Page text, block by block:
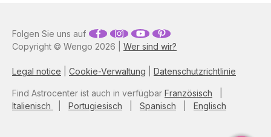
Copyright © Wengo 2026 | Wer sind wir?
Legal notice Cookie-Verwaltung Datenschutzrichtlinie
Folgen Sie uns auf
Find Astrocenter ist auch in verfügbar Französisch
Italienisch
Portugiesisch Spanisch Englisch